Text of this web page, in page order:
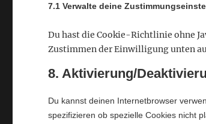
7.1 Verwalte deine
Du hast die Cookie-Richtlinie ohne
Zustimmen der Einwilligung unten
8. Aktivierung/
Du kannst deinen Internetbrowser
spezifizieren ob spezielle Cookies nicht